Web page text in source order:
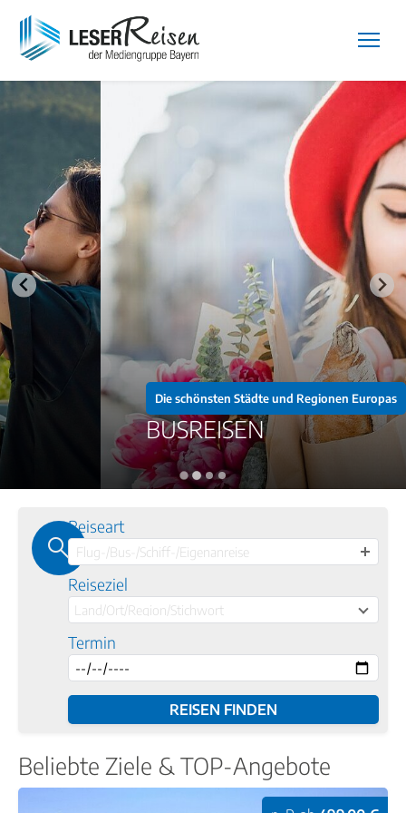
Die schönsten Städte und Regionen Europas
BUSREISEN
Reiseart
Flug-/Bus-/Schiff-/Eigenanreise
Reiseziel
Land/Ort/Region/Stichwort
Termin
Beliebte Ziele & TOP-Angebote